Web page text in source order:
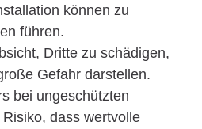
können zu
führen.
Dritte zu schädigen,
Gefahr darstellen.
bei ungeschützten
dass wertvolle